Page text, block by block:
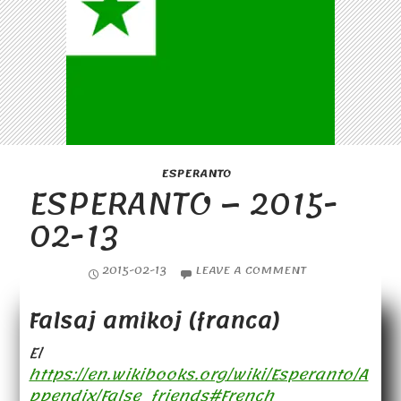
ESPERANTO
ESPERANTO – 2015-
02-13
2015-02-13 LEAVE A COMMENT
Falsaj amikoj (franca)
El
https://en.wikibooks.org/wiki/Esperanto/A